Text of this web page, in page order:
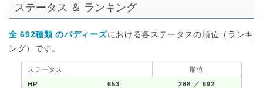
ステータス ＆ ランキング
全 692種類 のバディーズにおける各ステータスの順位（ランキ
ング）です。
ステータス 順位
HP 653 288 ／ 692